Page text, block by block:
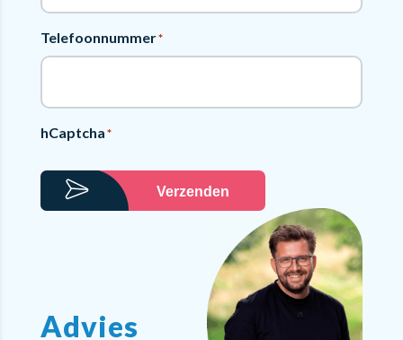
Telefoonnummer*
hCaptcha*
Verzenden
Advies